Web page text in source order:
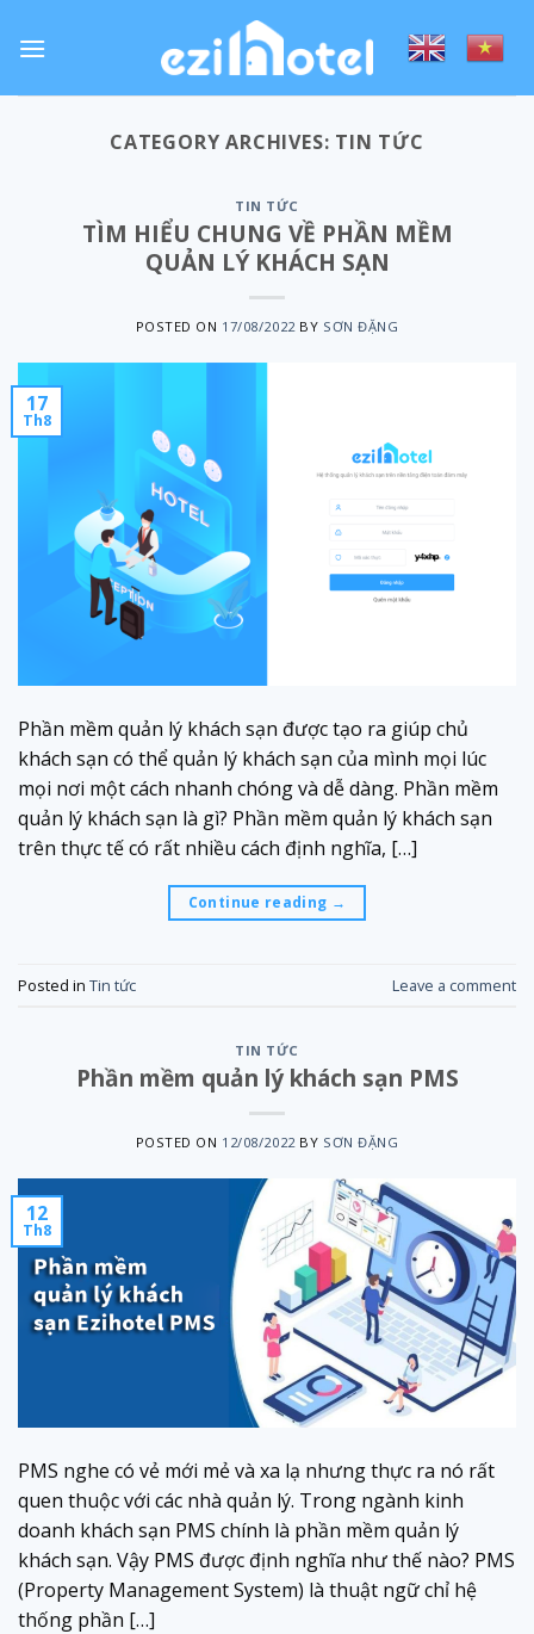
CATEGORY ARCHIVES: TIN TỨC
TIN TỨC
TÌM HIỂU CHUNG VỀ PHẦN MỀM
QUẢN LÝ KHÁCH SẠN
POSTED ON 17/08/2022 BY SƠN ĐẶNG
17
Th8
Phần mềm quản lý khách sạn được tạo ra giúp chủ
khách sạn có thể quản lý khách sạn của mình mọi lúc
mọi nơi một cách nhanh chóng và dễ dàng. Phần mềm
quản lý khách sạn là gì? Phần mềm quản lý khách sạn
trên thực tế có rất nhiều cách định nghĩa, […]
Continue reading →
Posted in Tin tức Leave a comment
TIN TỨC
Phần mềm quản lý khách sạn PMS
POSTED ON 12/08/2022 BY SƠN ĐẶNG
12
Th8
PMS nghe có vẻ mới mẻ và xa lạ nhưng thực ra nó rất
quen thuộc với các nhà quản lý. Trong ngành kinh
doanh khách sạn PMS chính là phần mềm quản lý
khách sạn. Vậy PMS được định nghĩa như thế nào? PMS
(Property Management System) là thuật ngữ chỉ hệ
thống phần […]